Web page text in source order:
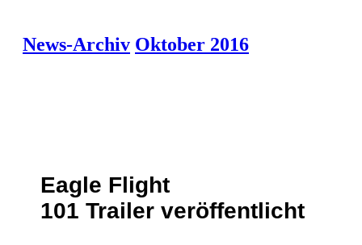
News-Archiv Oktober 2016
Eagle Flight
101 Trailer veröffentlicht